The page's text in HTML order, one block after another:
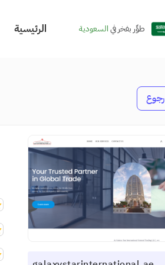
طوِّر بفخر فيالسعودية الرئيسية
رجوع